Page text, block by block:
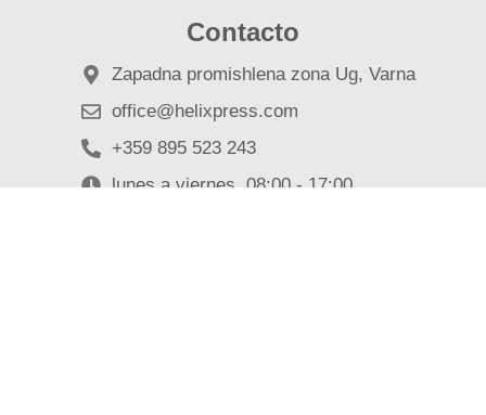
Contacto
Zapadna promishlena zona Ug, Varna
office@helixpress.com
+359 895 523 243
lunes a viernes, 08:00 - 17:00